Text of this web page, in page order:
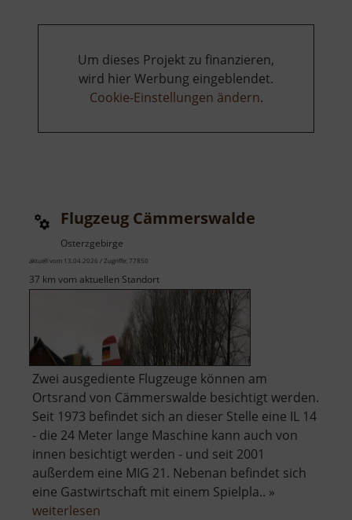
Um dieses Projekt zu finanzieren,
wird hier Werbung eingeblendet.
Cookie-Einstellungen ändern.
Flugzeug Cämmerswalde
Osterzgebirge
aktuell vom 13.04.2026 / Zugriffe: 77850
37 km vom aktuellen Standort
Zwei ausgediente Flugzeuge können am
Ortsrand von Cämmerswalde besichtigt werden.
Seit 1973 befindet sich an dieser Stelle eine IL 14
- die 24 Meter lange Maschine kann auch von
innen besichtigt werden - und seit 2001
außerdem eine MIG 21. Nebenan befindet sich
eine Gastwirtschaft mit einem Spielpla.. »
weiterlesen